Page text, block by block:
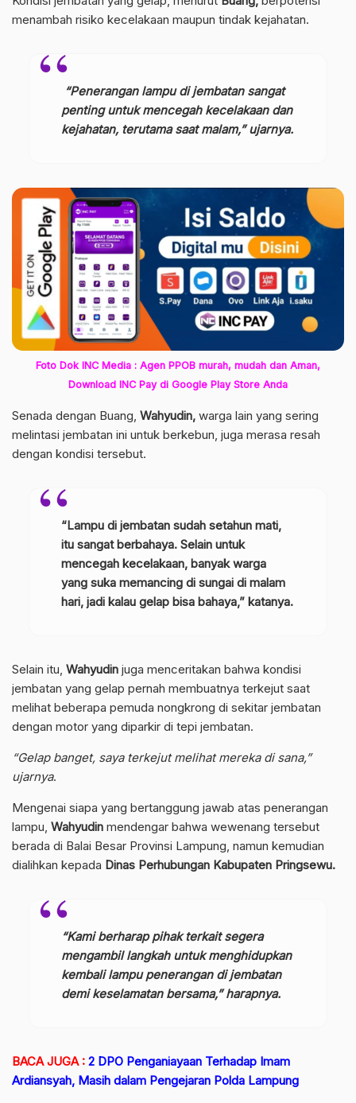
menambah risiko kecelakaan maupun tindak kejahatan.
“Penerangan lampu di jembatan sangat
penting untuk mencegah kecelakaan dan
kejahatan, terutama saat malam,” ujarnya.
Foto Dok INC Media : Agen PPOB murah, mudah dan Aman,
Download INC Pay di Google Play Store Anda
Senada dengan Buang, Wahyudin, warga lain yang sering
melintasi jembatan ini untuk berkebun, juga merasa resah
dengan kondisi tersebut.
“Lampu di jembatan sudah setahun mati,
itu sangat berbahaya. Selain untuk
mencegah kecelakaan, banyak warga
yang suka memancing di sungai di malam
hari, jadi kalau gelap bisa bahaya,” katanya.
Selain itu, Wahyudin juga menceritakan bahwa kondisi
jembatan yang gelap pernah membuatnya terkejut saat
melihat beberapa pemuda nongkrong di sekitar jembatan
dengan motor yang diparkir di tepi jembatan.
“Gelap banget, saya terkejut melihat mereka di sana,”
ujarnya.
Mengenai siapa yang bertanggung jawab atas penerangan
lampu, Wahyudin mendengar bahwa wewenang tersebut
berada di Balai Besar Provinsi Lampung, namun kemudian
dialihkan kepada Dinas Perhubungan Kabupaten Pringsewu.
“Kami berharap pihak terkait segera
mengambil langkah untuk menghidupkan
kembali lampu penerangan di jembatan
demi keselamatan bersama,” harapnya.
BACA JUGA : 2 DPO Penganiayaan Terhadap Imam
Ardiansyah, Masih dalam Pengejaran Polda Lampung